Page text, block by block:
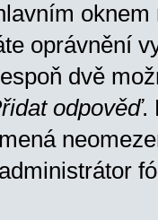
oknem
oprávnění
dvě
odpověď.